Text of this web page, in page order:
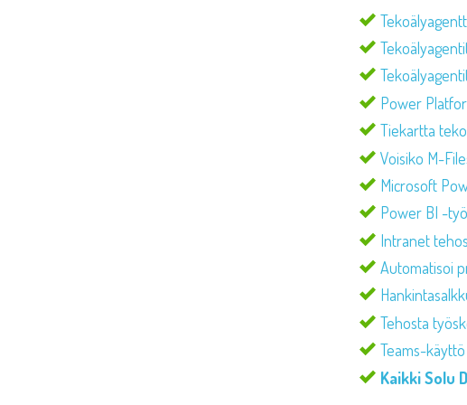
Power
Tiekartta
Voisiko M-
Microsoft
Power BI -
Intranet
Automatisoi
Tehosta
Teams-
Kaikki Solu